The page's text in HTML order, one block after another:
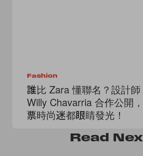
Fashion
誰比 Zara 懂聯名？設計師
Willy Chavarria 合作公開
票時尚迷都眼睛發光！
Read